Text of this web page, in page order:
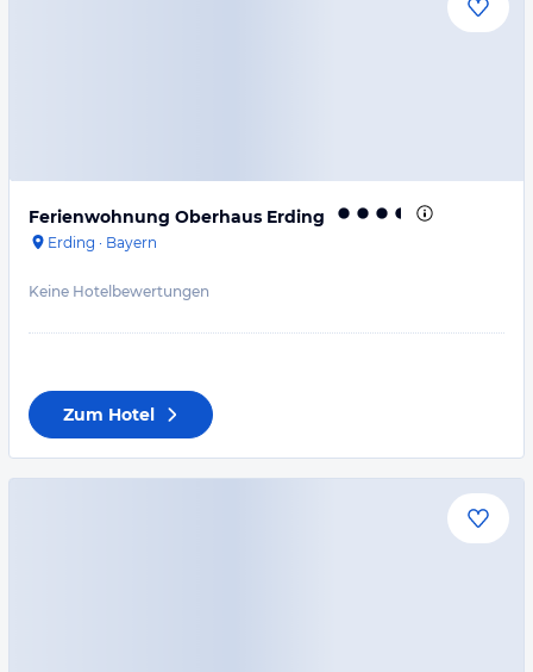
Ferienwohnung Oberhaus Erding
Erding · Bayern
Keine Hotelbewertungen
Zum Hotel